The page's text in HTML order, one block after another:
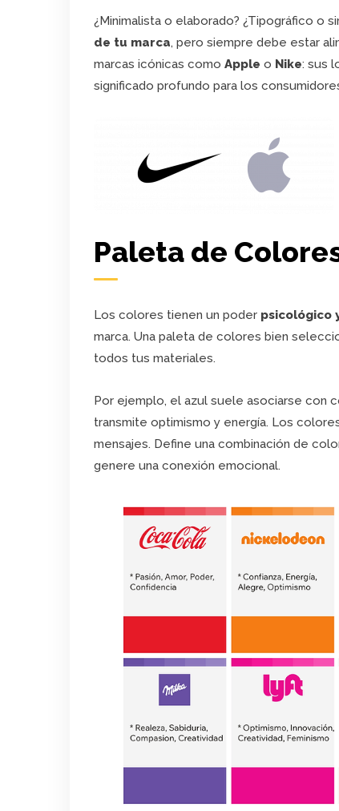
¿Minimalista o elaborado? ¿Tipográfico o
de tu marca, pero siempre debe estar
marcas icónicas como Apple o Nike: sus
significado profundo para los
Paleta de
Los colores tienen un poder psicológico
marca. Una paleta de colores bien
todos tus materiales.
Por ejemplo, el azul suele asociarse con
transmite optimismo y energía. Los
mensajes. Define una combinación de
genere una conexión emocional.